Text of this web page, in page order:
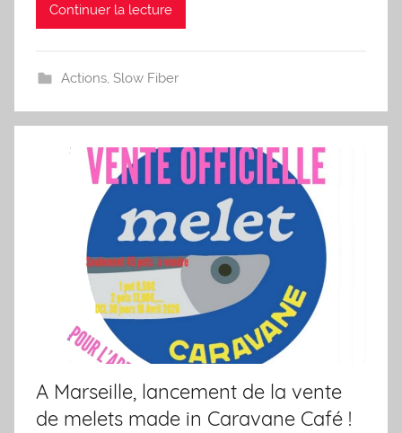
Continuer la lecture
Actions, Slow Fiber
A Marseille, lancement de la vente
de melets made in Caravane Café !